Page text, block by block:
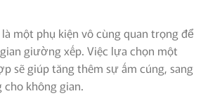
một phụ kiện vô cùng quan trọng để
giường xếp. Việc lựa chọn một
sẽ giúp tăng thêm sự ấm cúng, sang
không gian.